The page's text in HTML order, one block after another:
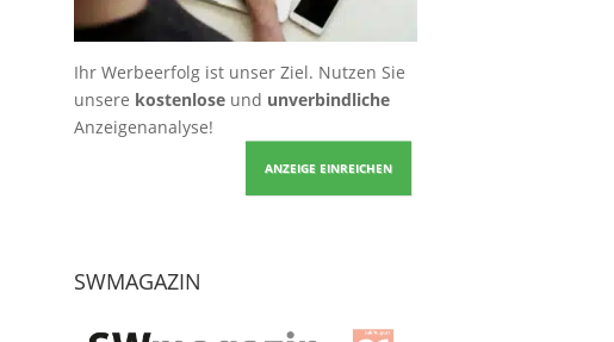
Ihr Werbeerfolg ist unser Ziel. Nutzen Sie
unsere kostenloseund unverbindliche
Anzeigenanalyse!
ANZEIGE EINREICHEN
SWMAGAZIN